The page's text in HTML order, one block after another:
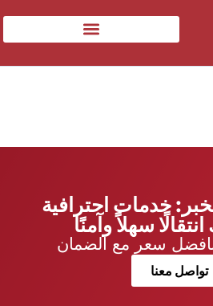
خدمات احترافية
سهلاً وآمنًا
سعر مع الضمان
تواصل معنا